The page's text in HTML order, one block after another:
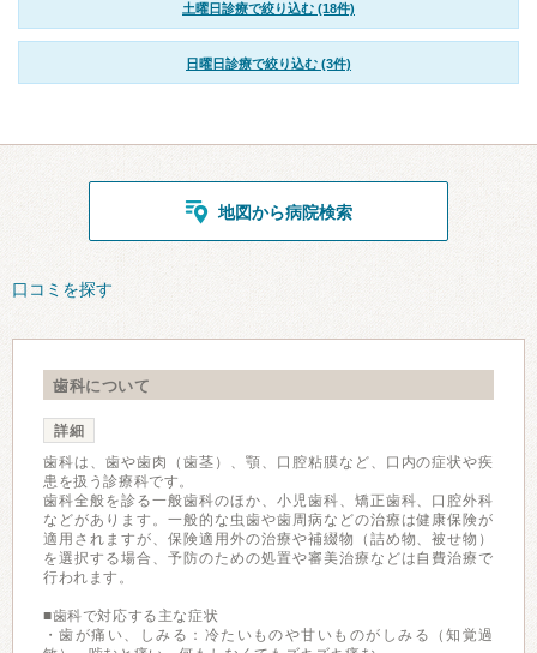
土曜日診療で絞り込む (18件)
日曜日診療で絞り込む (3件)
地図から病院検索
口コミを探す
歯科について
詳細
歯科は、歯や歯肉（歯茎）、顎、口腔粘膜など、口内の症状や疾
患を扱う診療科です。
歯科全般を診る一般歯科のほか、小児歯科、矯正歯科、口腔外科
などがあります。一般的な虫歯や歯周病などの治療は健康保険が
適用されますが、保険適用外の治療や補綴物（詰め物、被せ物）
を選択する場合、予防のための処置や審美治療などは自費治療で
行われます。
■歯科で対応する主な症状
・歯が痛い、しみる：冷たいものや甘いものがしみる（知覚過